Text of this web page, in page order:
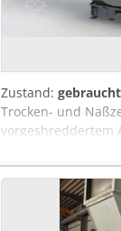
Zustand: gebraucht
Trocken- und
vorgeshreddertem
auswechselbaren
lastabhängig
Siebkorb